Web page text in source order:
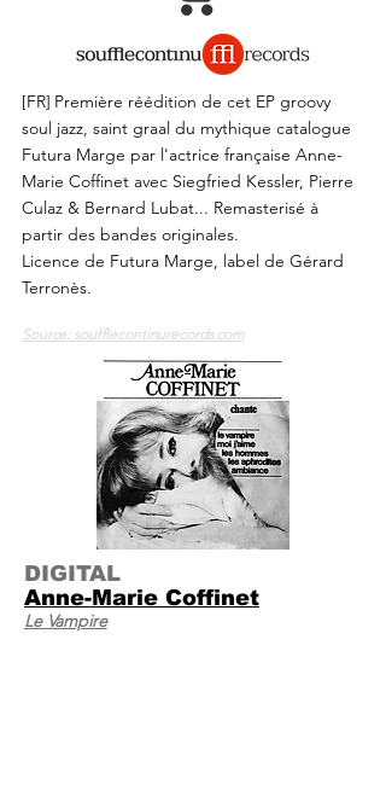
[FR] Première réédition de cet EP groovy
soul jazz, saint graal du mythique catalogue
Futura Marge par l'actrice française Anne-
Marie Coffinet avec Siegfried Kessler, Pierre
Culaz & Bernard Lubat... Remasterisé à
partir des bandes originales.
Licence de Futura Marge, label de Gérard
Terronès.
Source: soufflecontinurecords.com
DIGITAL
Anne-Marie Coffinet
Le Vampire